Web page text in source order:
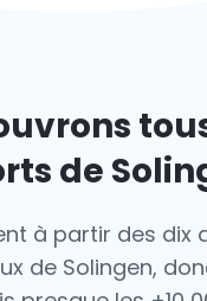
de
à partir des dix
de Solingen,